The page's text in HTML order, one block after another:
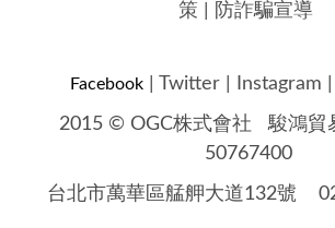
策
防詐騙宣導
Facebook Twitter Instagram
2015 © OGC株式會社駿鴻貿
50767400
台北市萬華區艋舺大道132號